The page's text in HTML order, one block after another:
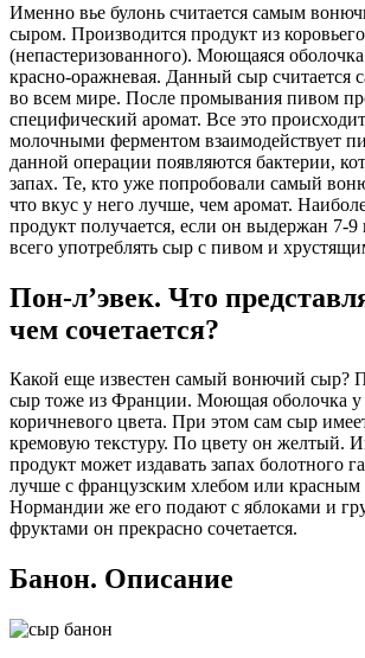
Именно вье булонь считается самым
сыром. Производится продукт из
(непастеризованного). Моющаяся
красно-оражневая. Данный сыр считается
во всем мире. После промывания пивом
специфический аромат. Все это
молочными ферментом взаимодействует
данной операции появляются бактерии,
запах. Те, кто уже попробовали самый
что вкус у него лучше, чем аромат.
продукт получается, если он выдержан 7-
всего употреблять сыр с пивом и
Пон-л’эвек. Что
чем сочетается?
Какой еще известен самый вонючий сыр?
сыр тоже из Франции. Моющая оболочка у
коричневого цвета. При этом сам сыр
кремовую текстуру. По цвету он желтый.
продукт может издавать запах болотного
лучше с французским хлебом или
Нормандии же его подают с яблоками и
фруктами он прекрасно сочетается.
Банон. Описание